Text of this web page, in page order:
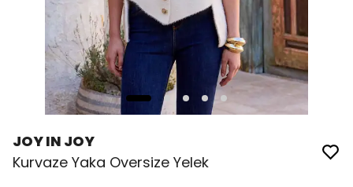
JOY IN JOY
Kurvaze Yaka Oversize Yelek